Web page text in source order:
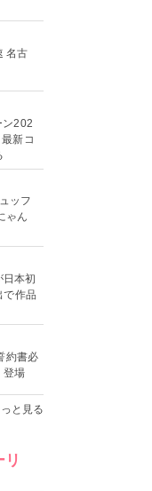
名古
ン202
新コ
ッフ
ゃん
日本初
で作品
約書必
登場
っと見る